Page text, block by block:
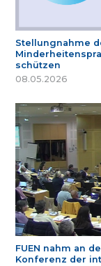
Stellungnahme
schützen
08.05.2026
FUEN nahm an
Konferenz der